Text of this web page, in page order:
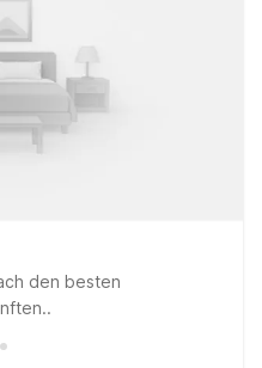
den besten